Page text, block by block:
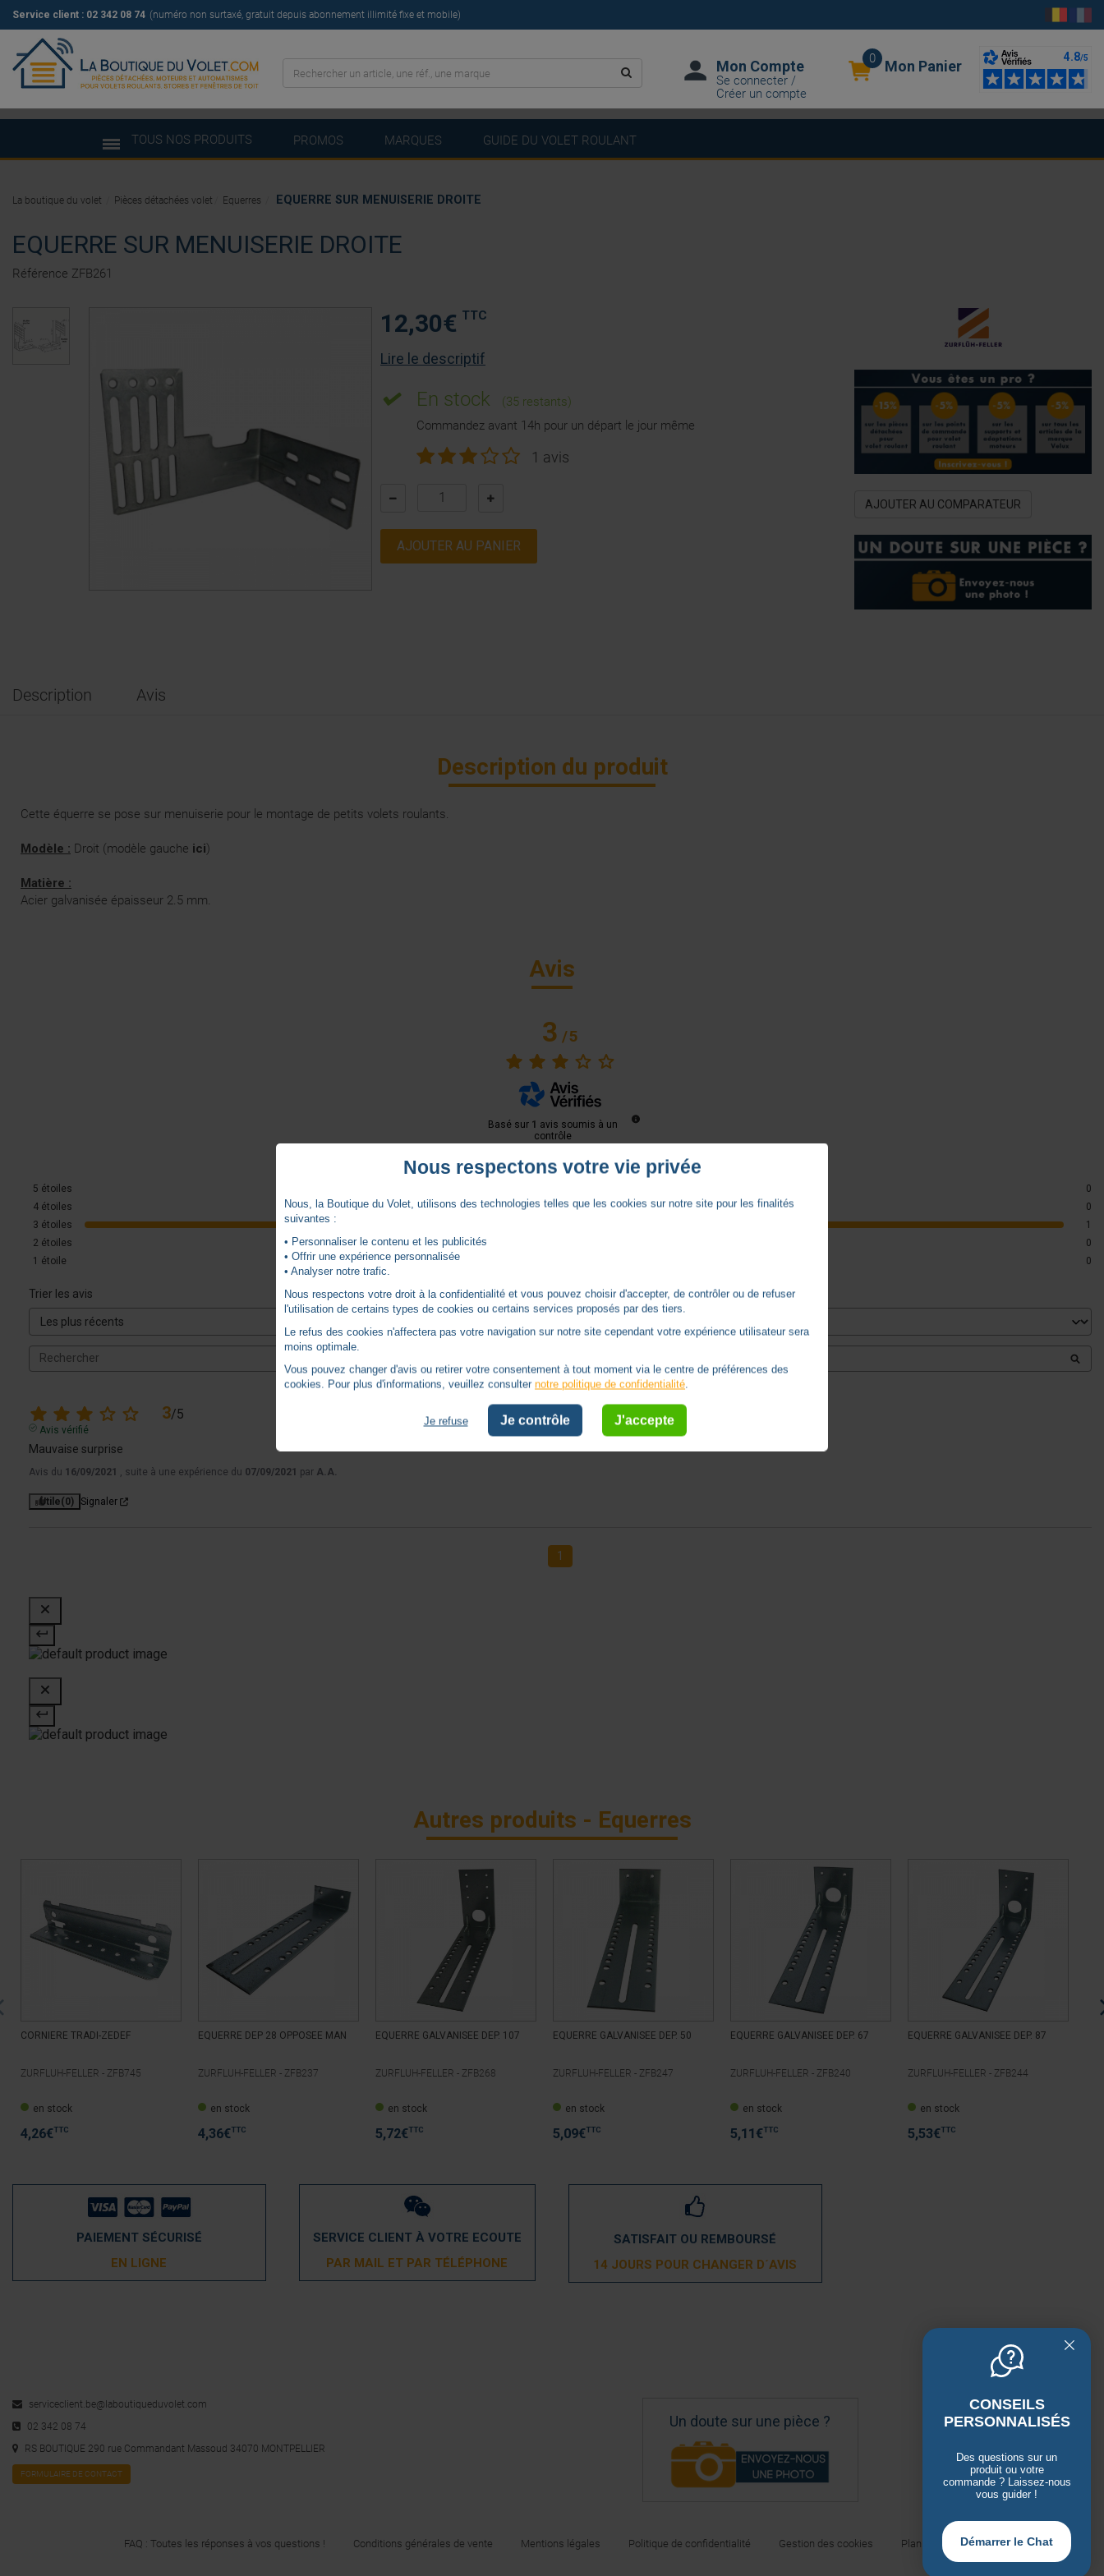
Service client : 02 342 08 74 (numéro non surtaxé, gratuit depuis abonnement illimité fixe et mobile)
Mon Compte
Se connecter /
Créer un compte
0 Mon Panier
TOUS NOS PRODUITS PROMOS MARQUES GUIDE DU VOLET ROULANT
EQUERRE SUR MENUISERIE DROITE
Référence ZFB261
12,30€ TTC
Lire le descriptif
En stock
(35 restants)
Commandez avant 14h pour un départ le jour même
1 avis
AJOUTER AU PANIER
AJOUTER AU COMPARATEUR
Description Avis
Description du produit
Cette équerre se pose sur menuiserie pour le montage de petits volets roulants.
Modèle : Droit (modèle gauche ici)
Matière :
Acier galvanisée épaisseur 2.5 mm.
Avis
3/5
Basé sur 1 avis soumis à un
contrôle
5 étoiles
0
4 étoiles
0
3 étoiles
1
2 étoiles
0
1 étoile 0
Trier les avis
3/5
Avis vérifié
Mauvaise surprise
Avis du 16/09/2021 , suite à une expérience du 07/09/2021 par A.A.
Utile(0) Signaler
1
Autres produits - Equerres
CORNIERE TRADI-ZEDEF
ZURFLUH-FELLER - ZFB745
en stock
4,26€TTC
EQUERRE DEP 28 OPPOSEE MAN
ZURFLUH-FELLER - ZFB237
en stock
4,36€TTC
EQUERRE GALVANISEE DEP. 107
ZURFLUH-FELLER - ZFB268
en stock
5,72€TTC
EQUERRE GALVANISEE DEP. 50
ZURFLUH-FELLER - ZFB247
en stock
5,09€TTC
EQUERRE GALVANISEE DEP. 67
ZURFLUH-FELLER - ZFB240
en stock
5,11 €TTC
EQUERRE GALVANISEE DEP. 87
ZURFLUH-FELLER - ZFB244
en stock
5,53€TTC
La boutique du volet Pièces détachées volet Equerres EQUERRE SUR MENUISERIE DROITE
PAIEMENT SÉCURISÉ
EN LIGNE
SERVICE CLIENT À VOTRE ECOUTE
PAR MAIL ET PAR TÉLÉPHONE
SATISFAIT OU REMBOURSÉ
14 JOURS POUR CHANGER D´AVIS
serviceclient.be@laboutiqueduvolet.com
02 342 08 74
RS BOUTIQUE 290 rue Commandant Massoud 34070 MONTPELLIER
FORMULAIRE DE CONTACT
Un doute sur une pièce ?
FAQ : Toutes les réponses à vos questions ! Conditions générales de vente Mentions légales Politique de confidentialité Gestion des cookies Plan du site
CONSEILS
PERSONNALISÉS
Des questions sur un
produit ou votre
commande ? Laissez-nous
vous guider !
Démarrer le Chat
Nous respectons votre vie privée
Nous, la Boutique du Volet, utilisons des technologies telles que les cookies sur notre site pour les finalités
suivantes :
• Personnaliser le contenu et les publicités
• Offrir une expérience personnalisée
• Analyser notre trafic.
Nous respectons votre droit à la confidentialité et vous pouvez choisir d'accepter, de contrôler ou de refuser
l'utilisation de certains types de cookies ou certains services proposés par des tiers.
Le refus des cookies n'affectera pas votre navigation sur notre site cependant votre expérience utilisateur sera
moins optimale.
Vous pouvez changer d'avis ou retirer votre consentement à tout moment via le centre de préférences des
cookies. Pour plus d'informations, veuillez consulternotre politique de confidentialité.
Je refuse Je contrôle J'accepte